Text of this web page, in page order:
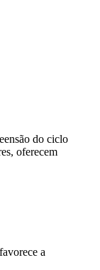
do ciclo
oferecem
a